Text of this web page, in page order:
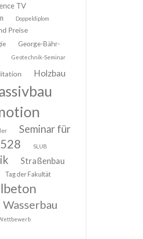
TV
Doppeldiplom
Preise
George-Bähr-
Geotechnik-Seminar
Holzbau
Seminar für
SLUB
Straßenbau
Tag der Fakultät
Wasserbau